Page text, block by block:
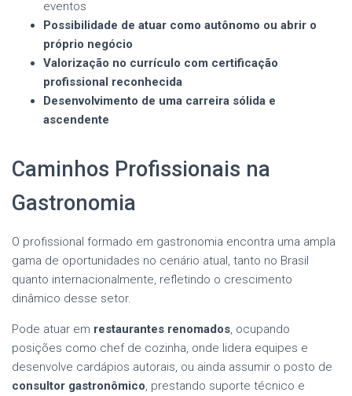
eventos
Possibilidade de atuar como autônomo ou abrir o
próprio negócio
Valorização no currículo com certificação
profissional reconhecida
Desenvolvimento de uma carreira sólida e
ascendente
Caminhos Profissionais na
Gastronomia
O profissional formado em gastronomia encontra uma ampla
gama de oportunidades no cenário atual, tanto no Brasil
quanto internacionalmente, refletindo o crescimento
dinâmico desse setor.
Pode atuar em restaurantes renomados, ocupando
posições como chef de cozinha, onde lidera equipes e
desenvolve cardápios autorais, ou ainda assumir o posto de
consultor gastronômico, prestando suporte técnico e